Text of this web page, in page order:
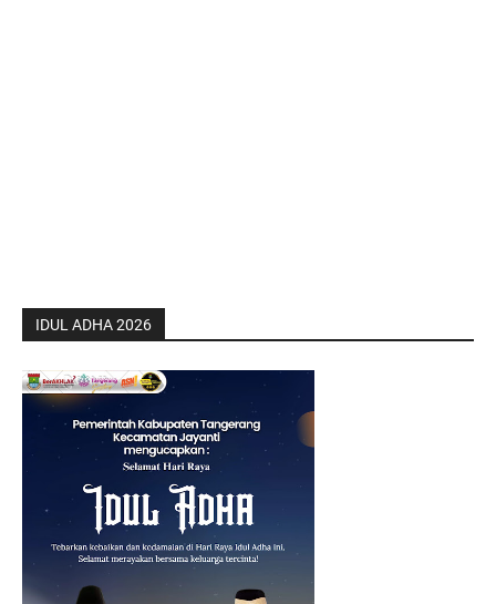
IDUL ADHA 2026